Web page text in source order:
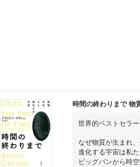
時間の終わりまで 物
世界的ベストセラ
なぜ物質が生まれ
進化する宇宙は私
ビッグバンから時